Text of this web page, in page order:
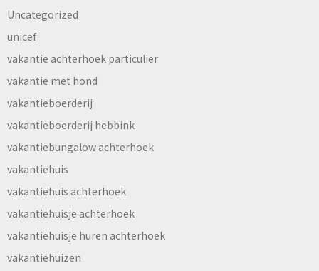
Uncategorized
unicef
vakantie achterhoek particulier
vakantie met hond
vakantieboerderij
vakantieboerderij hebbink
vakantiebungalow achterhoek
vakantiehuis
vakantiehuis achterhoek
vakantiehuisje achterhoek
vakantiehuisje huren achterhoek
vakantiehuizen